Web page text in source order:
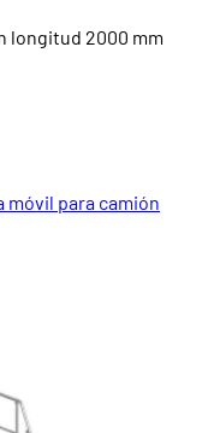
longitud 2000 mm
móvil para camión